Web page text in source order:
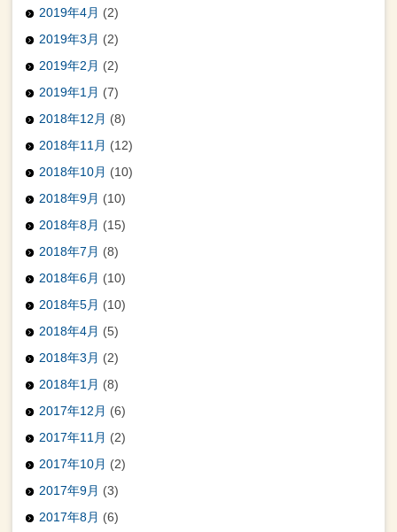
2019年4月 (2)
2019年3月 (2)
2019年2月 (2)
2019年1月 (7)
2018年12月 (8)
2018年11月 (12)
2018年10月 (10)
2018年9月 (10)
2018年8月 (15)
2018年7月 (8)
2018年6月 (10)
2018年5月 (10)
2018年4月 (5)
2018年3月 (2)
2018年1月 (8)
2017年12月 (6)
2017年11月 (2)
2017年10月 (2)
2017年9月 (3)
2017年8月 (6)